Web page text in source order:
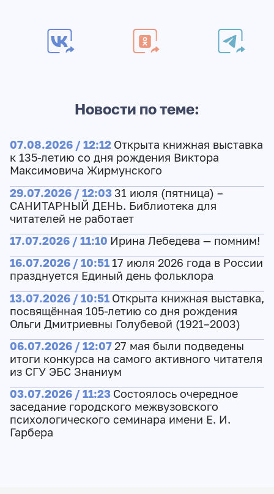
Новости по теме:
07.08.2026 / 12:12 Открыта книжная выставка
к 135-летию со дня рождения Виктора
Максимовича Жирмунского
29.07.2026 / 12:03 31 июля (пятница) –
САНИТАРНЫЙ ДЕНЬ. Библиотека для
читателей не работает
17.07.2026 / 11:10 Ирина Лебедева — помним!
16.07.2026 / 10:51 17 июля 2026 года в России
празднуется Единый день фольклора
13.07.2026 / 10:51 Открыта книжная выставка,
посвящённая 105-летию со дня рождения
Ольги Дмитриевны Голубевой (1921–2003)
06.07.2026 / 12:0727 мая были подведены
итоги конкурса на самого активного читателя
из СГУ ЭБС Знаниум
03.07.2026 / 11:23 Состоялось очередное
заседание городского межвузовского
психологического семинара имени Е. И.
Гарбера